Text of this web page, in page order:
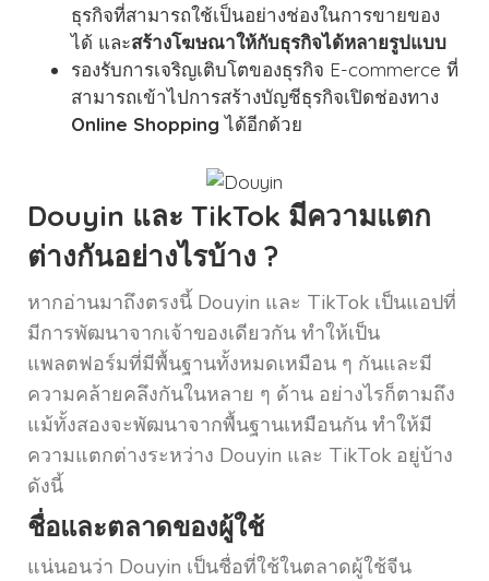
ธุรกิจที่สามารถใช้เป็นอย่างช่องในการขายของ
ได้ และสร้างโฆษณาให้กับธุรกิจได้หลายรูปแบบ
รองรับการเจริญเติบโตของธุรกิจ E-commerce ที่
สามารถเข้าไปการสร้างบัญชีธุรกิจเปิดช่องทาง
Online Shopping ได้อีกด้วย
Douyin และ TikTok มีความแตก
ต่างกันอย่างไรบ้าง ?
หากอ่านมาถึงตรงนี้ Douyin และ TikTok เป็นแอปที่
มีการพัฒนาจากเจ้าของเดียวกัน ทำให้เป็น
แพลตฟอร์มที่มีพื้นฐานทั้งหมดเหมือน ๆ กันและมี
ความคล้ายคลึงกันในหลาย ๆ ด้าน อย่างไรก็ตามถึง
แม้ทั้งสองจะพัฒนาจากพื้นฐานเหมือนกัน ทำให้มี
ความแตกต่างระหว่าง Douyin และ TikTok อยู่บ้าง
ดังนี้
ชื่อและตลาดของผู้ใช้
แน่นอนว่า Douyin เป็นชื่อที่ใช้ในตลาดผู้ใช้จีน